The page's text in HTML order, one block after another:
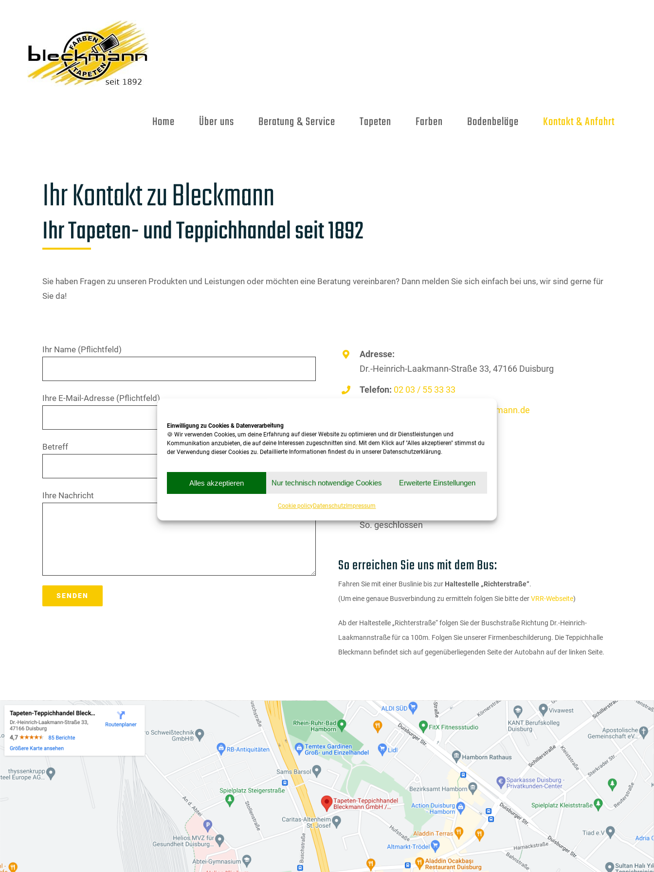
Einwilligung zu Cookies & Datenverarbeitung
🍪 Wir verwenden Cookies, um deine Erfahrung auf dieser Website zu optimieren und dir Dienstleistungen und
Kommunikation anzubieten, die auf deine Interessen zugeschnitten sind. Mit dem Klick auf "Alles akzeptieren" stimmst du
der Verwendung dieser Cookies zu. Detaillierte Informationen findest du in unserer Datenschutzerklärung.
Alles akzeptieren Nur technisch notwendige Cookies Erweiterte Einstellungen
Cookie policyDatenschutzImpressum
Home Über uns Beratung & Service Tapeten Farben Bodenbeläge Kontakt & Anfahrt
Ihr Kontakt zu Bleckmann
Ihr Tapeten- und Teppichhandel seit 1892
Sie haben Fragen zu unseren Produkten und Leistungen oder möchten eine Beratung vereinbaren? Dann melden Sie sich einfach bei uns, wir sind gerne für
Sie da!
Ihr Name (Pflichtfeld)
Ihre E-Mail-Adresse (Pflichtfeld)
Betreff
Ihre Nachricht
Adresse:
Dr.-Heinrich-Laakmann-Straße 33, 47166 Duisburg
Telefon: 02 03 / 55 33 33
service@teppichhalle-bleckmann.de
Fax:02 03 / 56 06 66
Ladenöffnungszeiten:
So. geschlossen
So erreichen Sie uns mit dem Bus:
Fahren Sie mit einer Buslinie bis zur Haltestelle „Richterstraße“.
(Um eine genaue Busverbindung zu ermitteln folgen Sie bitte derVRR-Webseite)
Ab der Haltestelle „Richterstraße“ folgen Sie der Buschstraße Richtung Dr.-Heinrich-
Laakmannstraße für ca 100m. Folgen Sie unserer Firmenbeschilderung. Die Teppichhalle
Bleckmann befindet sich auf gegenüberliegenden Seite der Autobahn auf der linken Seite.